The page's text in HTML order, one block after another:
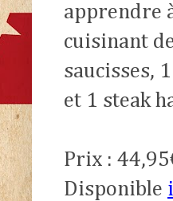
apprendre
cuisinant
saucisses,
et 1 steak
Prix :
Disponible